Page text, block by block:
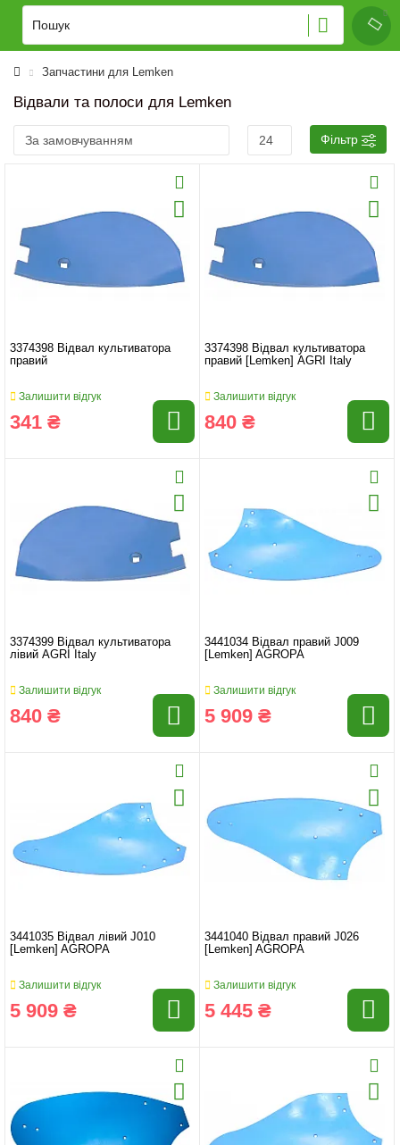
Запчастини для Lemken
Відвали та полоси для Lemken
Фільтр
3374398 Відвал культиватора
правий
Залишити відгук
341 ₴
3374398 Відвал культиватора
правий [Lemken] AGRI Italy
Залишити відгук
840 ₴
3374399 Відвал культиватора
лівий AGRI Italy
Залишити відгук
840 ₴
3441034 Відвал правий J009
[Lemken] AGROPA
Залишити відгук
5 909 ₴
3441035 Відвал лівий J010
[Lemken] AGROPA
Залишити відгук
5 909 ₴
3441040 Відвал правий J026
[Lemken] AGROPA
Залишити відгук
5 445 ₴